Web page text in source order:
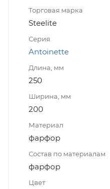
Торговая марка
Steelite
Серия
Antoinette
Длина, мм
250
Ширина, мм
200
Материал
фарфор
Состав по материалам
фарфор
Цвет